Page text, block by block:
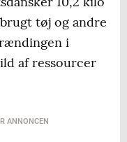
tøj og andre
i
af ressourcer
ANNONCEN